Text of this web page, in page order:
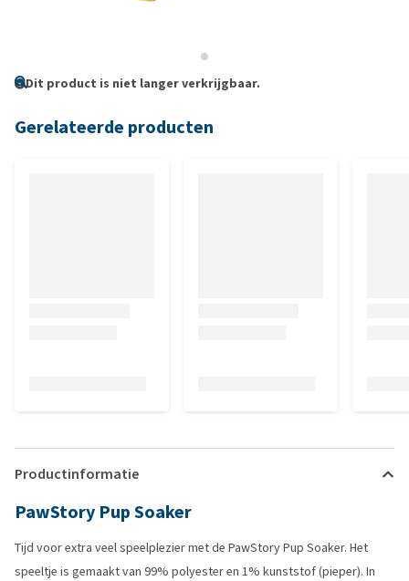
Dit product is niet langer verkrijgbaar.
Gerelateerde producten
Productinformatie
PawStory Pup Soaker
Tijd voor extra veel speelplezier met de PawStory Pup Soaker. Het
speeltje is gemaakt van 99% polyester en 1% kunststof (pieper). In